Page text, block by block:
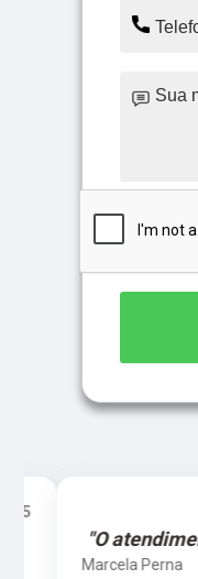
"O
Marcela Perna